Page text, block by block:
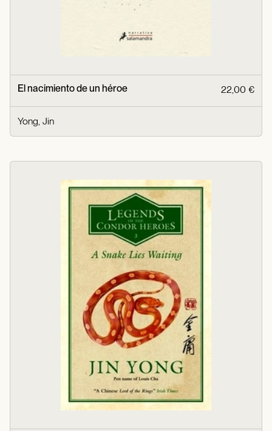
El nacimiento de un héroe 22,00 €
Yong, Jin